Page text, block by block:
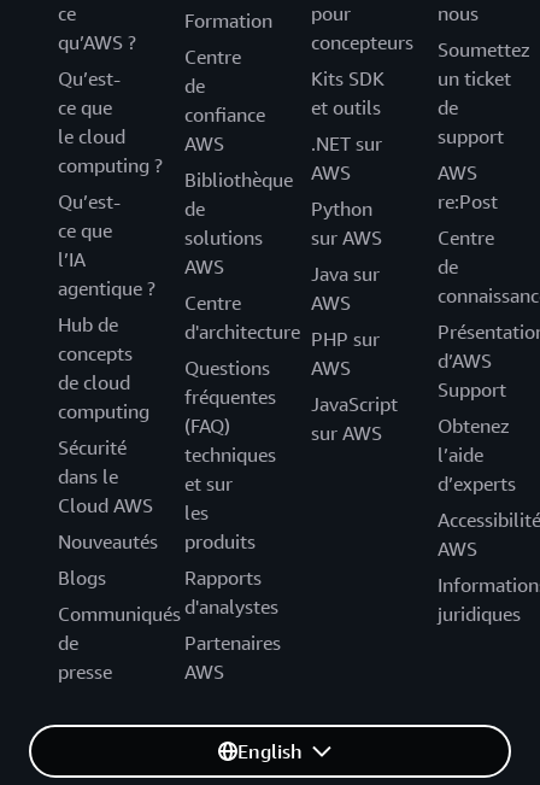
ce
qu’AWS ?
Qu’est-
ce que
le cloud
computing ?
Qu’est-
ce que
l’IA
agentique ?
Hub de
concepts
de cloud
computing
Sécurité
dans le
Cloud AWS
Nouveautés
Blogs
Communiqués
de
presse
Formation
Centre
de
confiance
AWS
Bibliothèque
de
solutions
AWS
Centre
d'architecture
Questions
fréquentes
(FAQ)
techniques
et sur
les
produits
Rapports
d'analystes
Partenaires
AWS
pour
concepteurs
Kits SDK
et outils
.NET sur
AWS
Python
sur AWS
Java sur
AWS
PHP sur
AWS
JavaScript
sur AWS
nous
Soumettez
un ticket
de
support
AWS
re:Post
Centre
de
d’AWS
Support
Obtenez
l’aide
d’experts
Accessibilité
AWS
juridiques
English